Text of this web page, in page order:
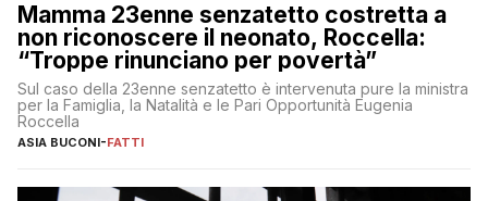
Mamma 23enne senzatetto costretta a
non riconoscere il neonato, Roccella:
“Troppe rinunciano per povertà”
Sul caso della 23enne senzatetto è intervenuta pure la ministra
per la Famiglia, la Natalità e le Pari Opportunità Eugenia
Roccella
ASIA BUCONI-FATTI